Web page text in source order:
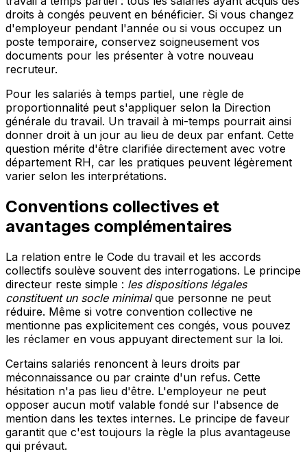
droits à congés peuvent en bénéficier. Si vous changez
d'employeur pendant l'année ou si vous occupez un
poste temporaire, conservez soigneusement vos
documents pour les présenter à votre nouveau
recruteur.
Pour les salariés à temps partiel, une règle de
proportionnalité peut s'appliquer selon la Direction
générale du travail. Un travail à mi-temps pourrait ainsi
donner droit à un jour au lieu de deux par enfant. Cette
question mérite d'être clarifiée directement avec votre
département RH, car les pratiques peuvent légèrement
varier selon les interprétations.
Conventions collectives et
avantages complémentaires
La relation entre le Code du travail et les accords
collectifs soulève souvent des interrogations. Le principe
directeur reste simple : les dispositions légales
constituent un socle minimalque personne ne peut
réduire. Même si votre convention collective ne
mentionne pas explicitement ces congés, vous pouvez
les réclamer en vous appuyant directement sur la loi.
Certains salariés renoncent à leurs droits par
méconnaissance ou par crainte d'un refus. Cette
hésitation n'a pas lieu d'être. L'employeur ne peut
opposer aucun motif valable fondé sur l'absence de
mention dans les textes internes. Le principe de faveur
garantit que c'est toujours la règle la plus avantageuse
qui prévaut.